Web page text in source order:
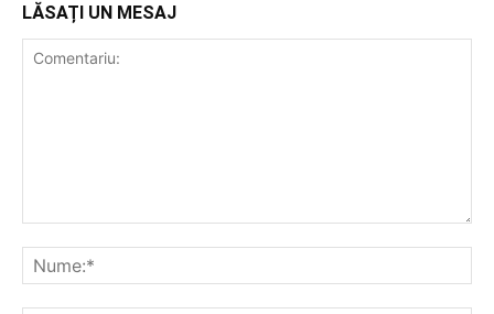
LĂSAȚI UN MESAJ